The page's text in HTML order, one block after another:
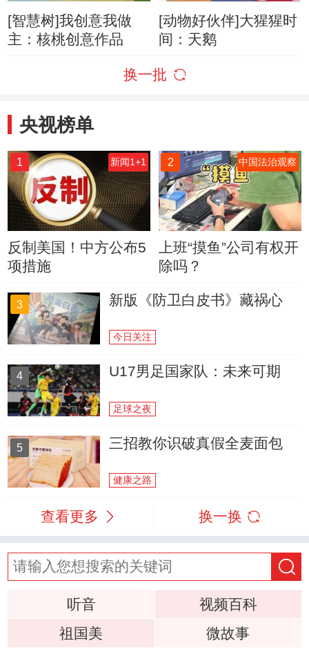
[智慧树]我创意我做
主：核桃创意作品
[动物好伙伴]大猩猩时
间：天鹅
换一批
央视榜单
1 新闻1+1
反制美国！中方公布5
项措施
2 中国法治观察
上班“摸鱼”公司有权开
除吗？
3 新版《防卫白皮书》藏祸心
今日关注
4 U17男足国家队：未来可期
足球之夜
5 三招教你识破真假全麦面包
健康之路
查看更多 换一换
听音
视频百科
祖国美
微故事